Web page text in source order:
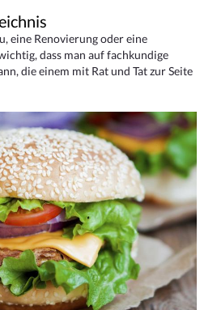
eine Renovierung oder eine
dass man auf fachkundige
die einem mit Rat und Tat zur Seite